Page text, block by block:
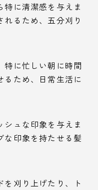
に清潔感を与えま
るため、五分刈り
特に忙しい朝に時間
ため、日常生活に
ュな印象を与えま
な印象を持たせる髪
刈り上げたり、ト